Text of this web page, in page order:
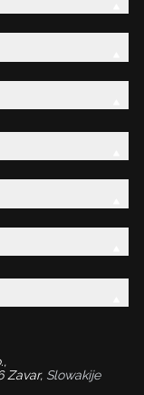
Zavar, Slowakije